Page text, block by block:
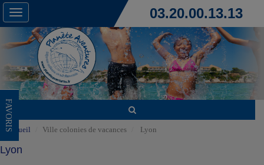
Toggle
navigation
03.20.00.13.13
FAVORIS
Accueil Ville colonies de vacances Lyon
Lyon